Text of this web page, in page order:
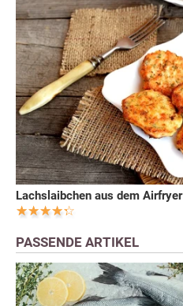
Lachslaibchen aus dem Airfryer
PASSENDE ARTIKEL